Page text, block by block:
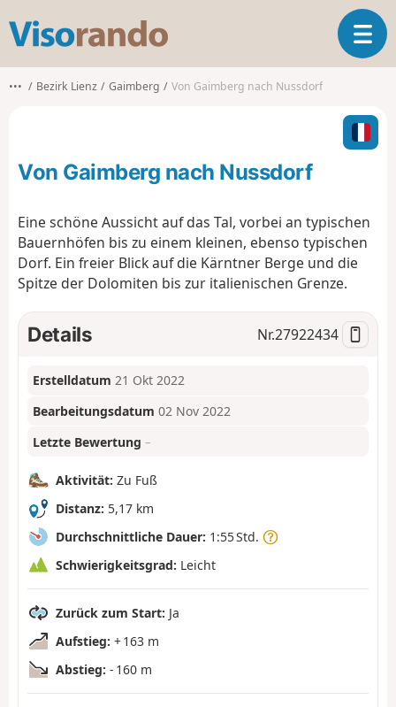
s
o
o
T
o
l
n
g
a
n
••• Bezirk Lienz Gaimberg Von Gaimberg nach Nussdorf
Von Gaimberg nach Nussdorf
Eine schöne Aussicht auf das Tal, vorbei an typischen
Bauernhöfen bis zu einem kleinen, ebenso typischen
Dorf. Ein freier Blick auf die Kärntner Berge und die
Spitze der Dolomiten bis zur italienischen Grenze.
Details Nr.27922434
Erstelldatum 21 Okt 2022
Bearbeitungsdatum 02 Nov 2022
Letzte Bewertung –
Aktivität: Zu Fuß
Distanz: 5,17 km
Durchschnittliche Dauer: 1:55 Std.
Schwierigkeitsgrad: Leicht
Zurück zum Start: Ja
Aufstieg: + 163 m
Abstieg: - 160 m